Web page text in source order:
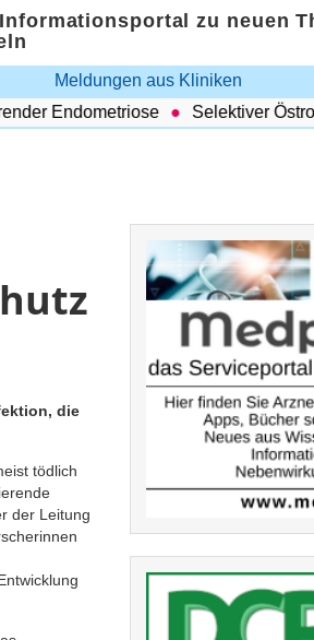
zu neuen
Meldungen aus Kliniken
Endometriose Selektiver
die
tödlich
der Leitung